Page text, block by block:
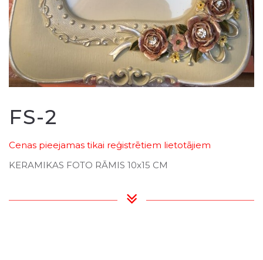
FS-2
Cenas pieejamas tikai reģistrētiem lietotājiem
KERAMIKAS FOTO RĀMIS 10x15 CM